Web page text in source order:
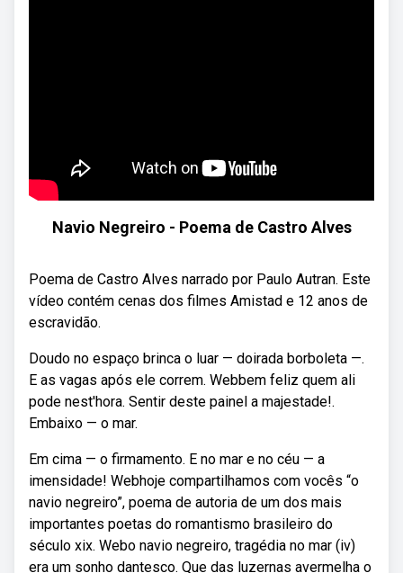
Navio Negreiro - Poema de Castro Alves
Poema de Castro Alves narrado por Paulo Autran. Este
vídeo contém cenas dos filmes Amistad e 12 anos de
escravidão.
Doudo no espaço brinca o luar — doirada borboleta —.
E as vagas após ele correm. Webbem feliz quem ali
pode nest'hora. Sentir deste painel a majestade!.
Embaixo — o mar.
Em cima — o firmamento. E no mar e no céu — a
imensidade! Webhoje compartilhamos com vocês “o
navio negreiro”, poema de autoria de um dos mais
importantes poetas do romantismo brasileiro do
século xix. Webo navio negreiro, tragédia no mar (iv)
era um sonho dantesco. Que das luzernas avermelha o